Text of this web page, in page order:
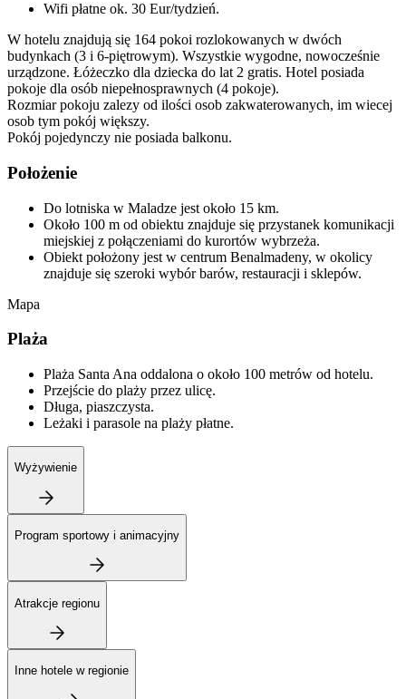
Wifi płatne ok. 30 Eur/tydzień.
W hotelu znajdują się 164 pokoi rozlokowanych w dwóch
budynkach (3 i 6-piętrowym). Wszystkie wygodne, nowocześnie
urządzone. Łóżeczko dla dziecka do lat 2 gratis. Hotel posiada
pokoje dla osób niepełnosprawnych (4 pokoje).
Rozmiar pokoju zalezy od ilości osob zakwaterowanych, im wiecej
osob tym pokój większy.
Pokój pojedynczy nie posiada balkonu.
Położenie
Do lotniska w Maladze jest około 15 km.
Około 100 m od obiektu znajduje się przystanek komunikacji
miejskiej z połączeniami do kurortów wybrzeża.
Obiekt położony jest w centrum Benalmadeny, w okolicy
znajduje się szeroki wybór barów, restauracji i sklepów.
Mapa
Plaża
Plaża Santa Ana oddalona o około 100 metrów od hotelu.
Przejście do plaży przez ulicę.
Długa, piaszczysta.
Leżaki i parasole na plaży płatne.
Wyżywienie
Program sportowy i animacyjny
Atrakcje regionu
Inne hotele w regionie